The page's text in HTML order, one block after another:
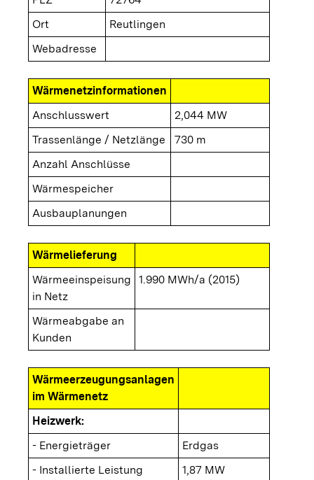
Ort
Reutlingen
Webadresse
Wärmenetzinformationen
Anschlusswert
2,044 MW
Trassenlänge / Netzlänge
730 m
Anzahl Anschlüsse
Wärmespeicher
Ausbauplanungen
Wärmelieferung
Wärmeeinspeisung
in Netz
1.990 MWh/a (2015)
Wärmeabgabe an
Kunden
Wärmeerzeugungsanlagen
im Wärmenetz
Heizwerk:
- Energieträger
Erdgas
- Installierte Leistung
1,87 MW